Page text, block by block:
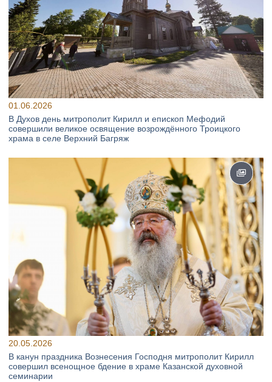
01.06.2026
В Духов день митрополит Кирилл и епископ Мефодий
совершили великое освящение возрождённого Троицкого
храма в селе Верхний Багряж
20.05.2026
В канун праздника Вознесения Господня митрополит Кирилл
совершил всенощное бдение в храме Казанской духовной
семинарии